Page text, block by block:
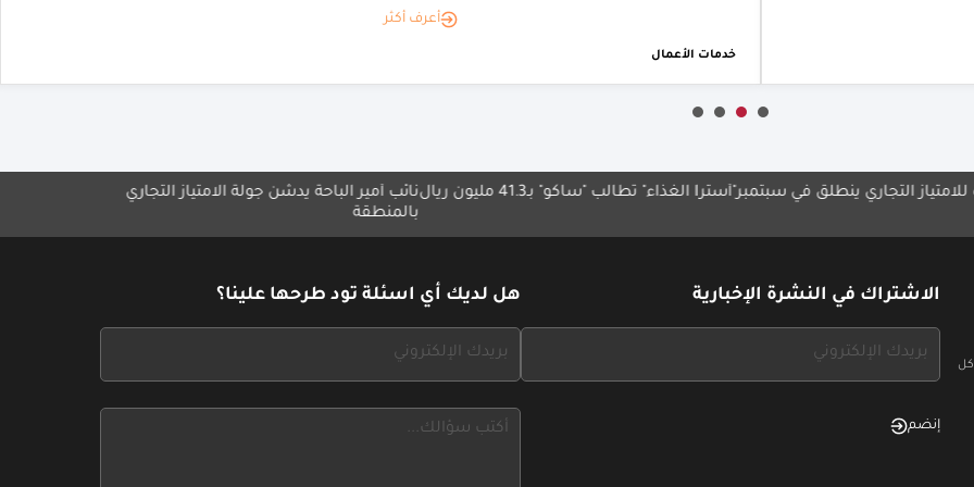
خدمات الأعمال
أعرف أكثر
ينطلق في سبتمبر "أسترا الغذاء" تطالب "ساكو" بـ41.3 مليون ريال
نائب أمير الباحة يدشّن جولة الامتياز التجاري
مجموعة ميلاف تطلق
كل
الاشتراك في النشرة الإخبارية
this,
إنضم
هل لديك أي اسئلة تود طرحها علينا؟
this,